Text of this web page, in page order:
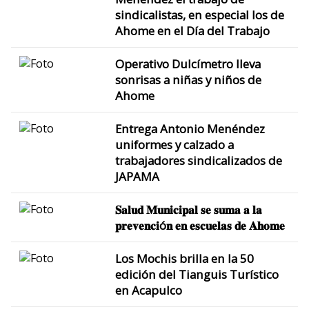
sindicalistas, en especial los de
Ahome en el Día del Trabajo
Operativo Dulcímetro lleva
sonrisas a niñas y niños de
Ahome
Entrega Antonio Menéndez
uniformes y calzado a
trabajadores sindicalizados de
JAPAMA
𝐒𝐚𝐥𝐮𝐝 𝐌𝐮𝐧𝐢𝐜𝐢𝐩𝐚𝐥 𝐬𝐞 𝐬𝐮𝐦𝐚 𝐚 𝐥𝐚
𝐩𝐫𝐞𝐯𝐞𝐧𝐜𝐢ó𝐧 𝐞𝐧 𝐞𝐬𝐜𝐮𝐞𝐥𝐚𝐬 𝐝𝐞 𝐀𝐡𝐨𝐦𝐞
Los Mochis brilla en la 50
edición del Tianguis Turístico
en Acapulco